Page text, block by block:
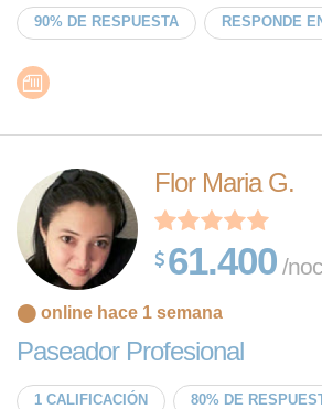
90% DE RESPUESTA RESPONDE
Flor Maria G.
61.400 /
⬤ online hace 1 semana
Paseador Profesional
1 CALIFICACIÓN 80% DE